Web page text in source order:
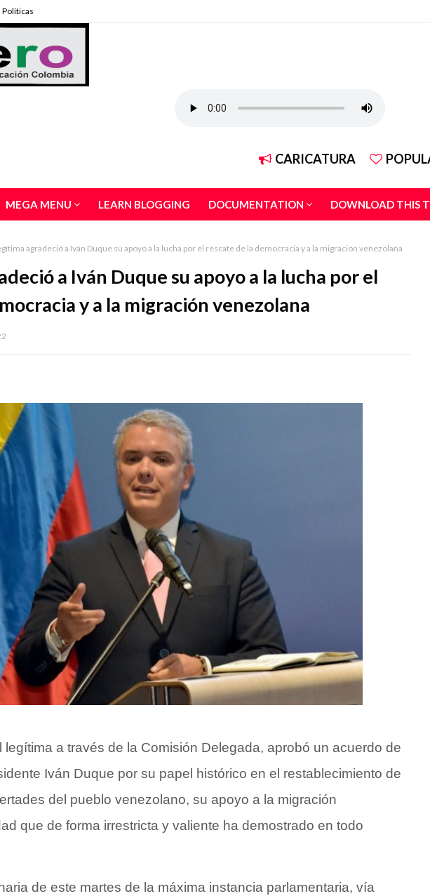
Políticas
CARICATURA
MEGA MENU LEARN BLOGGING DOCUMENTATION DOWNLOAD THIS
agradeció a Iván Duque su apoyo a la lucha por el rescate de la democracia y a la migración venezolana
a Iván Duque su apoyo a la lucha por el
y a la migración venezolana
legítima a través de la Comisión Delegada, aprobó un acuerdo de
Iván Duque por su papel histórico en el restablecimiento de
del pueblo venezolano, su apoyo a la migración
que de forma irrestricta y valiente ha demostrado en todo
de este martes de la máxima instancia parlamentaria, vía